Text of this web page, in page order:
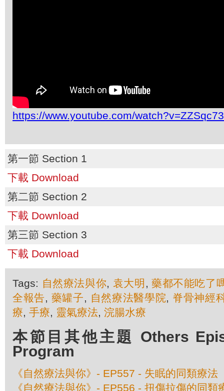
https://www.youtube.com/
第一節 Section 1
下載 Download
第二節 Section 2
下載 Download
第三節 Section 3
下載 Download
Tags: 自然療法與你, 袁大明 ,藥都不能吃了
全報告, 藥罐子, 自然療法醫學院, 脊骨神經
療, 手療, 靈氣療法, 浣腸水療
本節目其他主題 Others
Program
《自然療法與你》- EP557 - 失眠的同類療法
《自然療法與你》- EP556 - 扭傷拉傷的同類